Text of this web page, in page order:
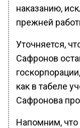
наказанию,
прежней
Уточняется,
Сафронов
как в табеле
Сафронова
Напомним, что